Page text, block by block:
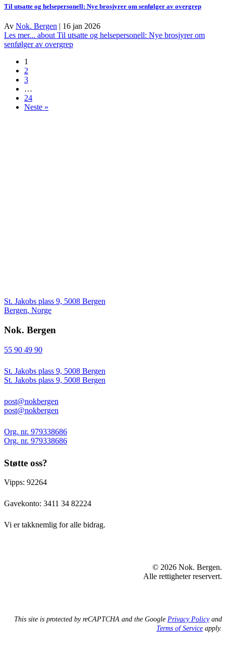
Til utsatte og helsepersonell: Nye brosjyrer om senfølger av overgrep
Av Nok. Bergen | 16 jan 2026
Les mer... about Til utsatte og helsepersonell: Nye brosjyrer om
senfølger av overgrep
1
2
3
…
24
Neste »
St. Jakobs plass 9, 5008 Bergen
Bergen, Norge
Nok. Bergen
55 90 49 90
St. Jakobs plass 9, 5008 Bergen
St. Jakobs plass 9, 5008 Bergen
post@nokbergen
post@nokbergen
Org. nr. 979338686
Org. nr. 979338686
Støtte oss?
Vipps: 92264
Gavekonto: 3411 34 82224
Vi er takknemlig for alle bidrag.
© 2026 Nok. Bergen.
Alle rettigheter reservert.
This site is protected by reCAPTCHA and the Google Privacy Policyand
Terms of Service apply.